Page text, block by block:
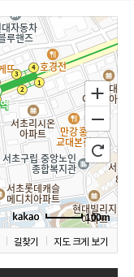
100m
길찾기 지도 크게 보기